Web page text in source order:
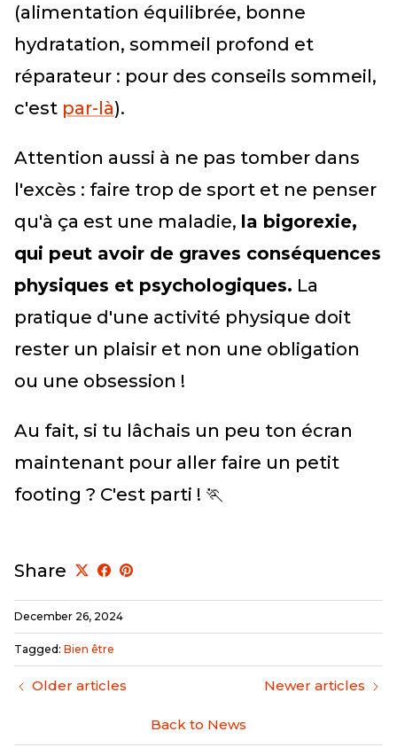
(alimentation équilibrée, bonne
hydratation, sommeil profond et
réparateur : pour des conseils sommeil,
c'est par-là).
Attention aussi à ne pas tomber dans
l'excès : faire trop de sport et ne penser
qu'à ça est une maladie, la bigorexie,
qui peut avoir de graves conséquences
physiques et psychologiques. La
pratique d'une activité physique doit
rester un plaisir et non une obligation
ou une obsession !
Au fait, si tu lâchais un peu ton écran
maintenant pour aller faire un petit
footing ? C'est parti ! 🏃
Share
December 26, 2024
Tagged: Bien être
Older articles
Back to News
Newer articles